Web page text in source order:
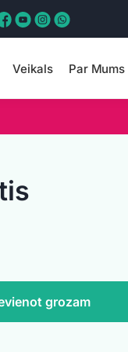
Veikals Par Mums
grozam